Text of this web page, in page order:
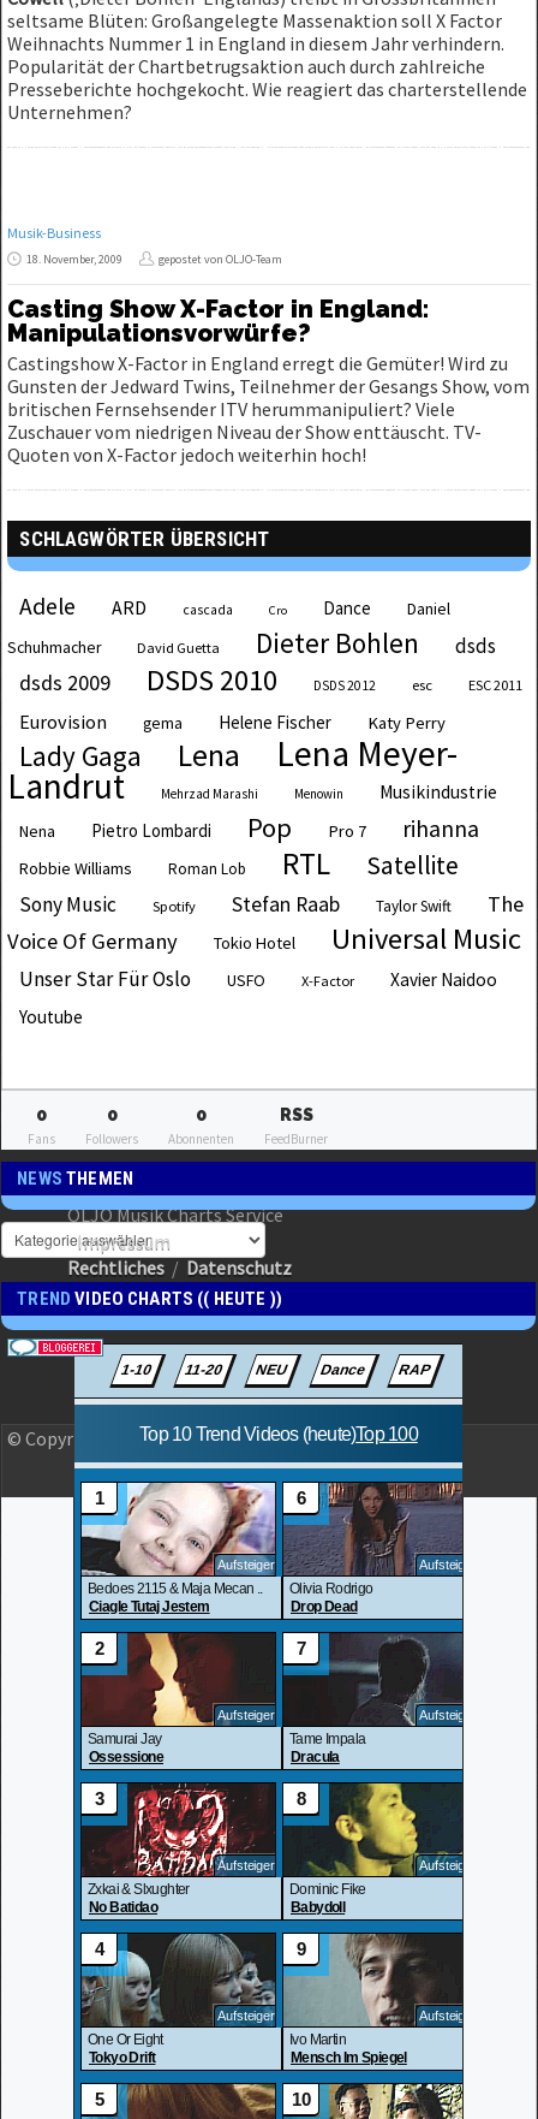
seltsame Blüten: Großangelegte Massenaktion soll X Factor
Weihnachts Nummer 1 in England in diesem Jahr verhindern.
Popularität der Chartbetrugsaktion auch durch zahlreiche
Presseberichte hochgekocht. Wie reagiert das charterstellende
Unternehmen?
Musik-Business
18. November, 2009 gepostet von OLJO-Team
Casting Show X-Factor in England:
Manipulationsvorwürfe?
Castingshow X-Factor in England erregt die Gemüter! Wird zu
Gunsten der Jedward Twins, Teilnehmer der Gesangs Show, vom
britischen Fernsehsender ITV herummanipuliert? Viele
Zuschauer vom niedrigen Niveau der Show enttäuscht. TV-
Quoten von X-Factor jedoch weiterhin hoch!
SCHLAGWÖRTER ÜBERSICHT
Adele ARD cascada Cro Dance
Daniel
Schuhmacher
David Guetta Dieter Bohlen dsds
dsds 2009 DSDS 2010 DSDS 2012 esc ESC 2011
Eurovision gema Helene Fischer Katy Perry
Lady Gaga Lena Lena Meyer-
Landrut Mehrzad Marashi Menowin Musikindustrie
Nena Pietro Lombardi Pop Pro 7 rihanna
Robbie Williams Roman Lob RTL Satellite
Sony Music Spotify Stefan Raab Taylor Swift
The
Voice Of Germany
Tokio Hotel Universal Music
Unser Star Für Oslo USFO X-Factor
Xavier Naidoo
Youtube
0
Fans
0
Followers
0
Abonnenten
RSS
FeedBurner
NEWSTHEMEN
TRENDVIDEO CHARTS (( HEUTE ))
OLJO Musik Charts Service
Impressum
Rechtliches / Datenschutz
© Copyright 2023 OLJO